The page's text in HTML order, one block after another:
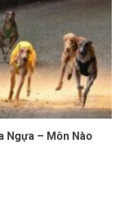
Ngựa – Môn Nào